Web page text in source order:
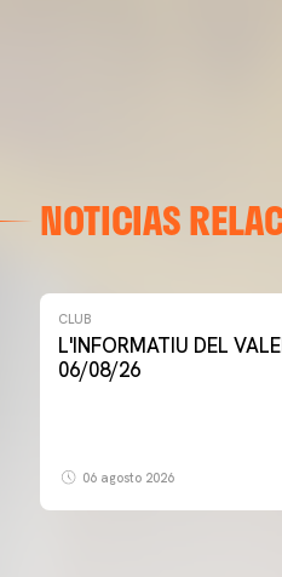
NOTICIAS
CLUB
L'INFORMATIU DEL VALENCIA CF -
06/08/26
06 agosto 2026